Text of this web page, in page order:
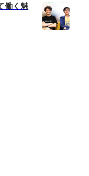
働く魅